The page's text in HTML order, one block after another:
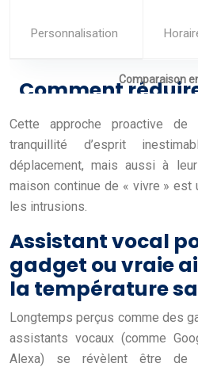
Comparaison
Personnalisation
Cette approche proactive
tranquillité d’esprit
déplacement, mais aussi à
maison continue de « vivre » est
les intrusions.
Assistant vocal
gadget ou vraie
la température
Longtemps perçus comme des
assistants vocaux (comme
Alexa) se révèlent être de